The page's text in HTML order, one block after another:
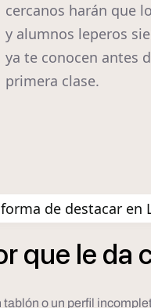
cercanos harán que
y alumnos leperos
ya te conocen antes
primera clase.
de destacar en
que le da
o un perfil